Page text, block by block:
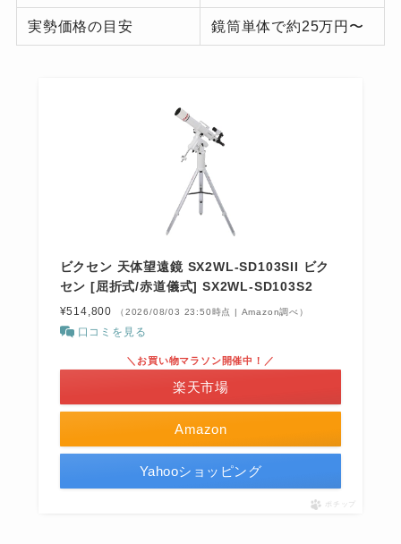
実勢価格の目安 鏡筒単体で約25万円〜
ビクセン 天体望遠鏡 SX2WL-SD103SII ビク
セン [屈折式/赤道儀式] SX2WL-SD103S2
¥514,800 （2026/08/03 23:50時点 | Amazon調べ）
口コミを見る
Amazon
＼お買い物マラソン開催中！／
楽天市場
Yahooショッピング
ポチップ